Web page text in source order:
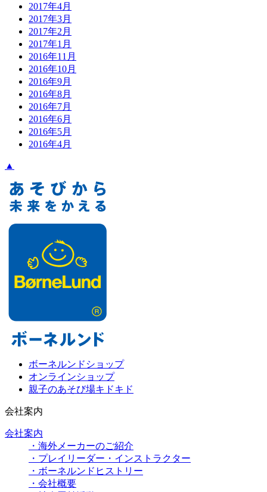
2017年4月
2017年3月
2017年2月
2017年1月
2016年11月
2016年10月
2016年9月
2016年8月
2016年7月
2016年6月
2016年5月
2016年4月
▲
ボーネルンドショップ
オンラインショップ
親子のあそび場キドキド
会社案内
会社案内
・海外メーカーのご紹介
・プレイリーダー・インストラクター
・ボーネルンドヒストリー
・会社概要